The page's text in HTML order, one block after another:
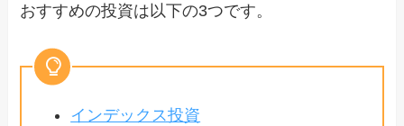
おすすめの投資は以下の3つです。
インデックス投資